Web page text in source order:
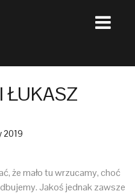
ŁUKASZ
2019
że mało tu wrzucamy, choć
Jakoś jednak zawsze